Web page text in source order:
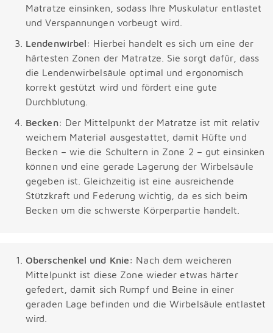
Matratze einsinken, sodass Ihre Muskulatur entlastet
und Verspannungen vorbeugt wird.
Lendenwirbel: Hierbei handelt es sich um eine der
härtesten Zonen der Matratze. Sie sorgt dafür, dass
die Lendenwirbelsäule optimal und ergonomisch
korrekt gestützt wird und fördert eine gute
Durchblutung.
Becken: Der Mittelpunkt der Matratze ist mit relativ
weichem Material ausgestattet, damit Hüfte und
Becken – wie die Schultern in Zone 2 – gut einsinken
können und eine gerade Lagerung der Wirbelsäule
gegeben ist. Gleichzeitig ist eine ausreichende
Stützkraft und Federung wichtig, da es sich beim
Becken um die schwerste Körperpartie handelt.
Oberschenkel und Knie: Nach dem weicheren
Mittelpunkt ist diese Zone wieder etwas härter
gefedert, damit sich Rumpf und Beine in einer
geraden Lage befinden und die Wirbelsäule entlastet
wird.